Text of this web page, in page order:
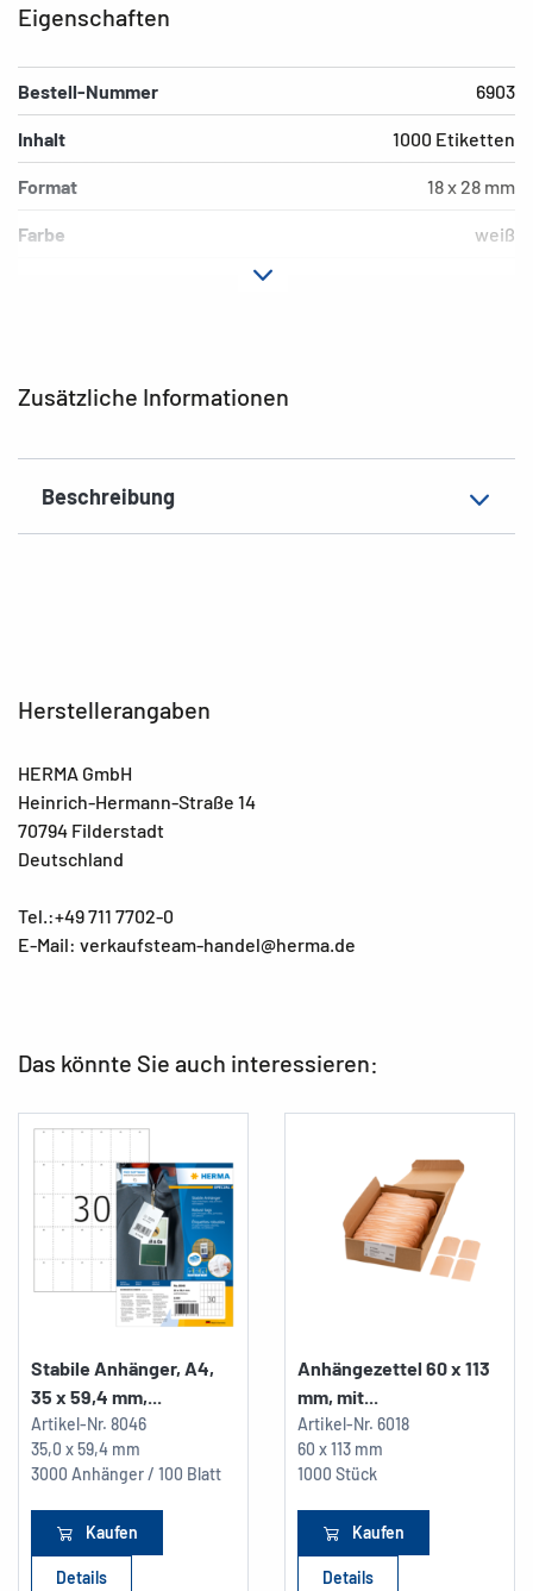
Zusätzliche Informationen
Beschreibung
Eigenschaften
Bestell-Nummer 6903
Inhalt 1000 Etiketten
Format 18 x 28 mm
Farbe weiß
Herstellerangaben
HERMA GmbH
Heinrich-Hermann-Straße 14
70794 Filderstadt
Deutschland
Tel.:+49 711 7702-0
E-Mail: verkaufsteam-handel@herma.de
Das könnte Sie auch interessieren:
Stabile Anhänger, A4,
35 x 59,4 mm,...
Artikel-Nr. 8046
35,0 x 59,4 mm
3000 Anhänger / 100 Blatt
Kaufen
Details
Anhängezettel 60 x 113
mm, mit...
Artikel-Nr. 6018
60 x 113 mm
1000 Stück
Kaufen
Details